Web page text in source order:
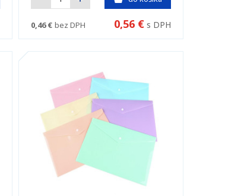
0,46 € bez DPH 0,56 € s DPH